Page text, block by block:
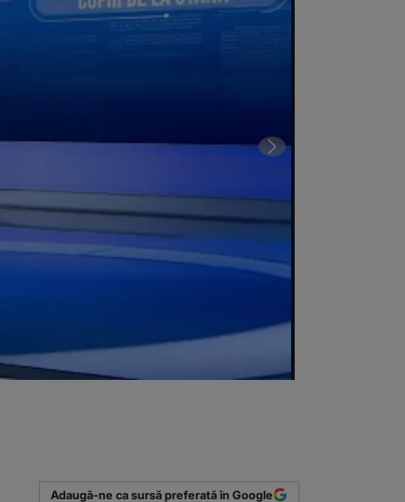
Adaugă-ne ca sursă preferată în Google